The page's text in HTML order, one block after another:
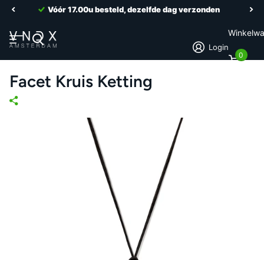
Vóór 17.00u besteld, dezelfde dag verzonden
Login
0
Facet Kruis Ketting